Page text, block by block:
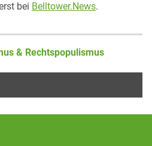
bei Belltower.News.
& Rechtspopulismus